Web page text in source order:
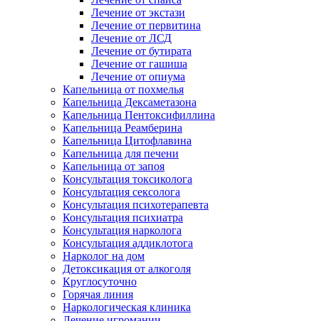
Лечение от экстази
Лечение от первитина
Лечение от ЛСД
Лечение от бутирата
Лечение от гашиша
Лечение от опиума
Капельница от похмелья
Капельница Дексаметазона
Капельница Пентоксифиллина
Капельница Реамберина
Капельница Цитофлавина
Капельница для печени
Капельница от запоя
Консультация токсиколога
Консультация сексолога
Консультация психотерапевта
Консультация психиатра
Консультация нарколога
Консультация аддиклотога
Нарколог на дом
Детоксикация от алкоголя
Круглосуточно
Горячая линия
Наркологическая клиника